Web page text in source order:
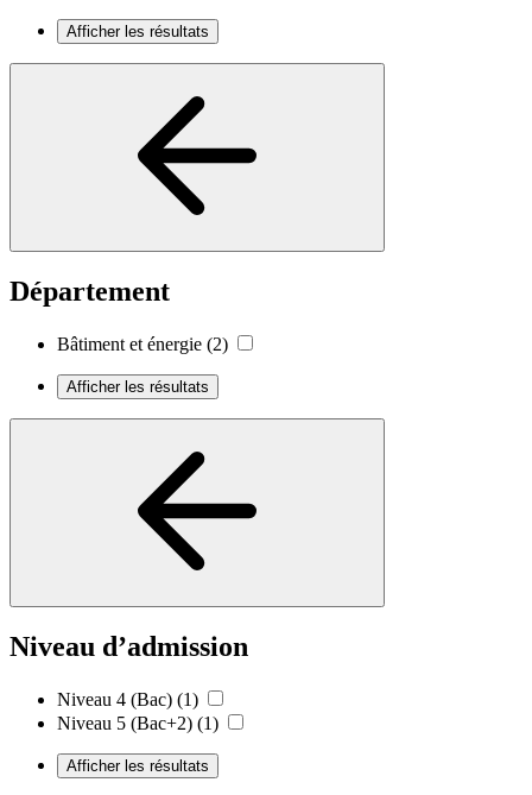
Afficher les résultats
Département
Bâtiment et énergie (2)
Afficher les résultats
Niveau d’admission
Niveau 4 (Bac) (1)
Niveau 5 (Bac+2) (1)
Afficher les résultats